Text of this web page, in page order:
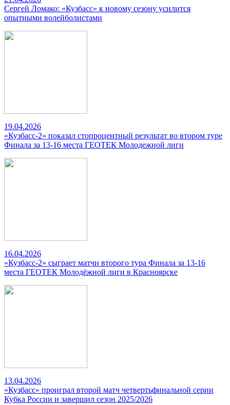
Сергей Ломако: «Кузбасс» к новому сезону усилится
опытными волейболистами
19.04.2026
«Кузбасс-2» показал стопроцентный результат во втором туре
Финала за 13-16 места ГЕОТЕК Молодежной лиги
16.04.2026
«Кузбасс-2» сыграет матчи второго тура Финала за 13-16
места ГЕОТЕК Молодёжной лиги в Красноярске
13.04.2026
«Кузбасс» проиграл второй матч четвертьфинальной серии
Кубка России и завершил сезон 2025/2026